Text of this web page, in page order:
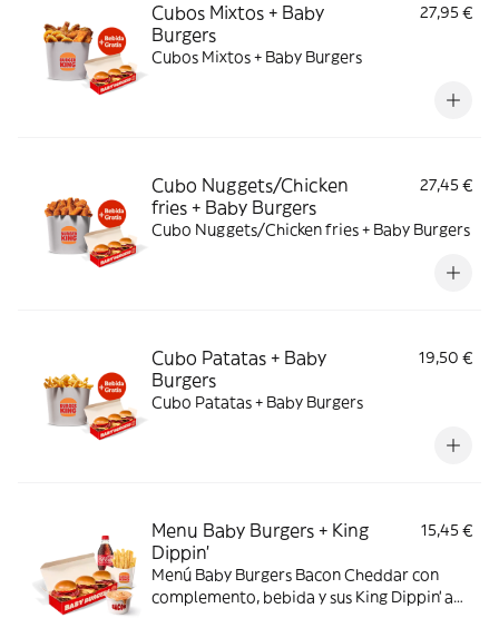
Cubos Mixtos + Baby
Burgers
27,95 €
Cubos Mixtos + Baby Burgers
Cubo Nuggets/Chicken
fries + Baby Burgers
27,45 €
Cubo Nuggets/Chicken fries + Baby Burgers
Cubo Patatas + Baby
Burgers
19,50 €
Cubo Patatas + Baby Burgers
Menu Baby Burgers + King
Dippin’
15,45 €
Menú Baby Burgers Bacon Cheddar con
complemento, bebida y sus King Dippin’ a